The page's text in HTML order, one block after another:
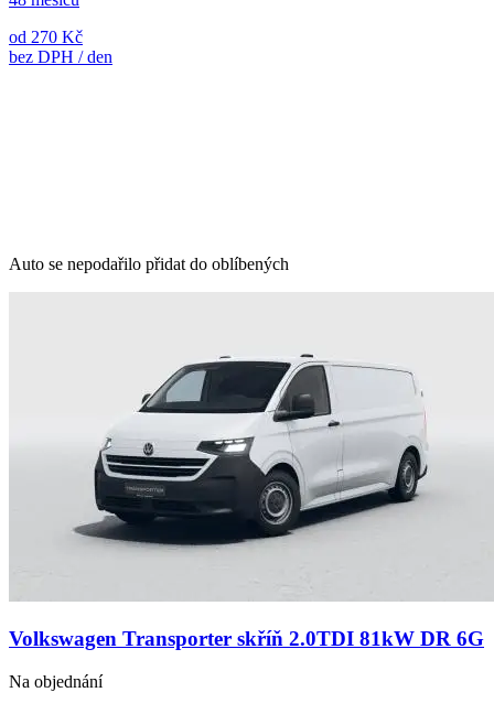
od 270 Kč
bez DPH / den
Auto se nepodařilo přidat do oblíbených
Volkswagen Transporter skříň 2.0TDI 81kW DR 6G
Na objednání